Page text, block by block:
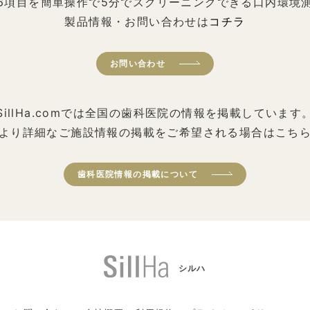
製品情報・お問い合わせは コチラ
お問い合わせ
では全国の歯科医院の情報を掲載しています。
より詳細なご施設情報の掲載をご希望される場合はこちら
歯科医院情報の掲載について
シルハ